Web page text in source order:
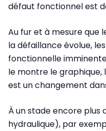
défaut fonctionnel est
Au fur et à mesure que
la défaillance évolue,
fonctionnelle
le montre le graphique,
est un changement
À un stade encore plus
hydraulique), par